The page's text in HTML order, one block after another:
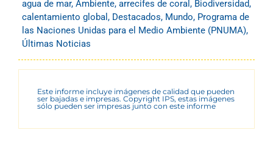
agua de mar, Ambiente, arrecifes de coral , Biodiversidad,
calentamiento global , Destacados, Mundo, Programa de
las Naciones Unidas para el Medio Ambiente (PNUMA),
Últimas Noticias
Este informe incluye imágenes de calidad que pueden
ser bajadas e impresas. Copyright IPS, estas imágenes
sólo pueden ser impresas junto con este informe